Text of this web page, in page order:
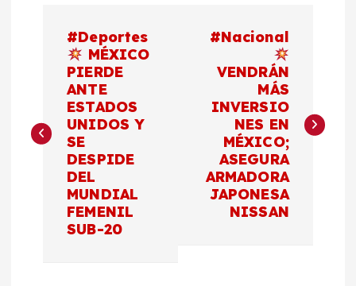
e
#Deportes
MÉXICO
PIERDE
ANTE
ESTADOS
UNIDOS Y
SE
DESPIDE
DEL
MUNDIAL
FEMENIL
SUB-20
#Nacional
VENDRÁN
MÁS
INVERSIO
NES EN
MÉXICO;
ASEGURA
ARMADORA
JAPONESA
NISSAN